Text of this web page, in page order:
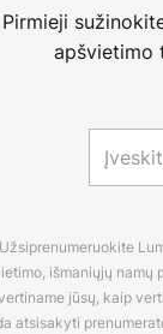
Pirmieji
apšvietimo
Užsiprenumeruokite
išmaniųjų namų
jūsų, kaip
atsisakyti